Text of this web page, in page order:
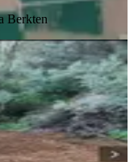
Berkten
Bakımsız
İzmir